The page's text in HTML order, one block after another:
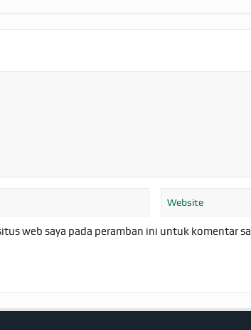
web saya pada peramban ini untuk komentar